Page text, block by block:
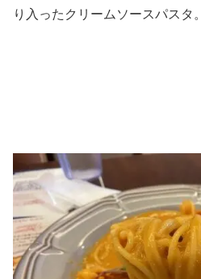
り入ったクリームソースパスタ。